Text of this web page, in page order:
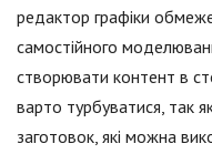
редактор графіки
самостійного
створювати контент в
варто турбуватися, так
заготовок, які можна